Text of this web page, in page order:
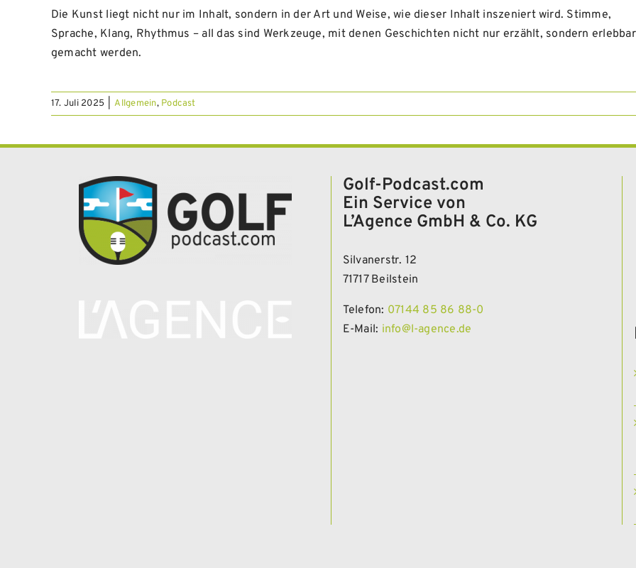
Die Kunst liegt nicht nur im Inhalt, sondern in der Art und Weise, wie dieser Inhalt inszeniert wird. Stimme,
Sprache, Klang, Rhythmus – all das sind Werkzeuge, mit denen Geschichten nicht nur erzählt, sondern erlebbar
gemacht werden.
17. Juli 2025 Allgemein, Podcast
Golf-Podcast.com
Ein Service von
L’Agence GmbH & Co. KG
Silvanerstr. 12
71717 Beilstein
Telefon: 07144 85 86 88-0
E-Mail: info@l-agence.de